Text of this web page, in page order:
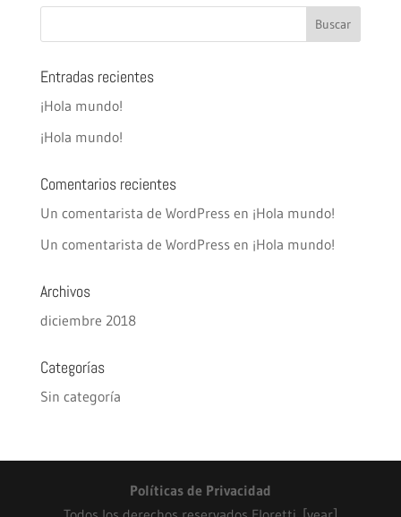
Entradas recientes
¡Hola mundo!
¡Hola mundo!
Comentarios recientes
Un comentarista de WordPressen ¡Hola mundo!
Un comentarista de WordPressen ¡Hola mundo!
Archivos
diciembre 2018
Categorías
Sin categoría
Políticas de Privacidad